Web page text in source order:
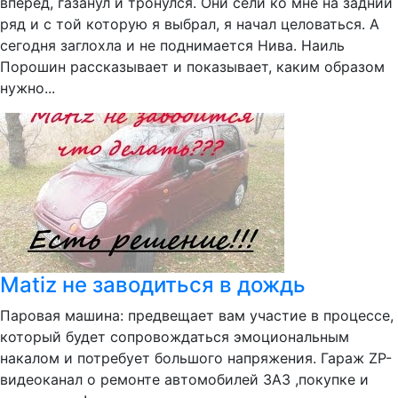
ряд и с той которую я выбрал, я начал целоваться. А
сегодня заглохла и не поднимается Нива. Наиль
Порошин рассказывает и показывает, каким образом
нужно...
Matiz не заводиться в дождь
Паровая машина: предвещает вам участие в процессе,
который будет сопровождаться эмоциональным
накалом и потребует большого напряжения. Гараж ZP-
видеоканал о ремонте автомобилей ЗАЗ ,покупке и